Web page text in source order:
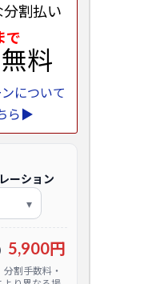
割払い
で
無料
について
ら▶
ーション
5,900円
割手数料・